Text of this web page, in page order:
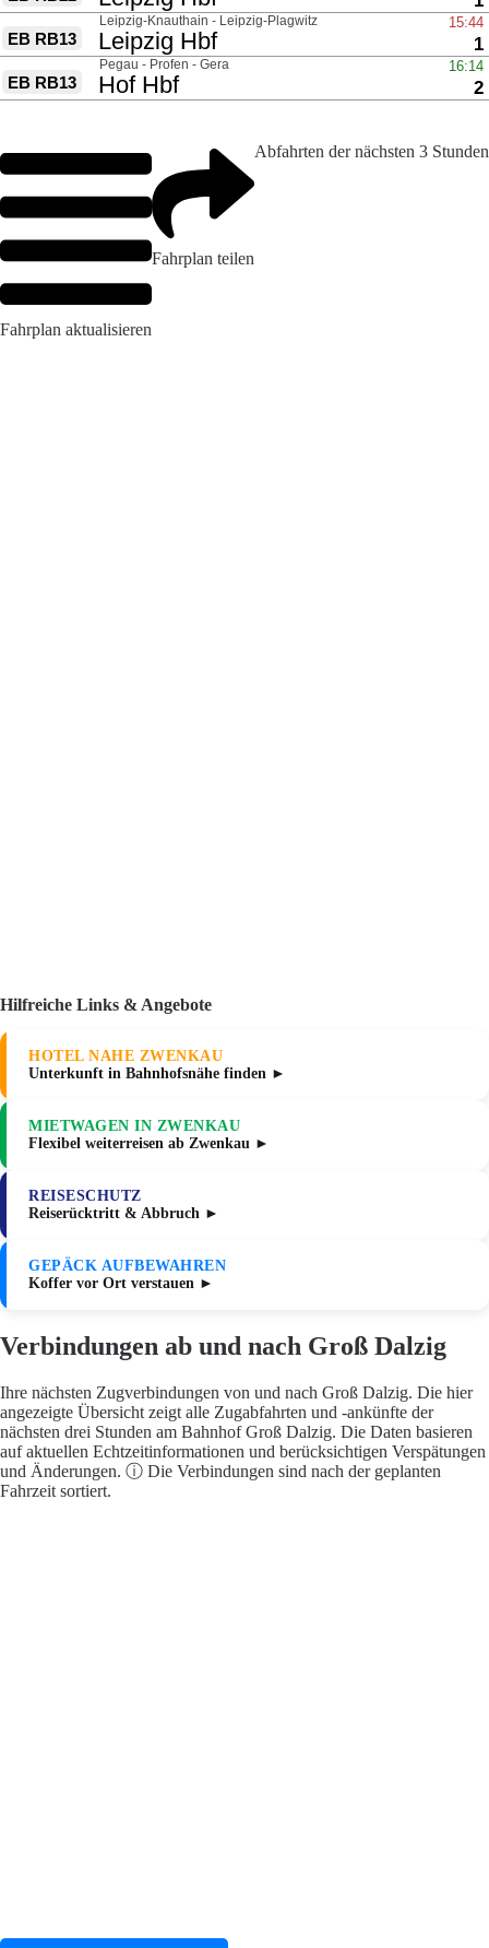
Fahrplan aktualisieren
Fahrplan teilen
Abfahrten der nächsten 3 Stunden
Hilfreiche Links & Angebote
HOTEL NAHE ZWENKAU
Unterkunft in Bahnhofsnähe finden ►
MIETWAGEN IN ZWENKAU
Flexibel weiterreisen ab Zwenkau ►
REISESCHUTZ
Reiserücktritt & Abbruch ►
GEPÄCK AUFBEWAHREN
Koffer vor Ort verstauen ►
Verbindungen ab und nach Groß Dalzig
Ihre nächsten Zugverbindungen von und nach Groß Dalzig. Die hier
angezeigte Übersicht zeigt alle Zugabfahrten und -ankünfte der
nächsten drei Stunden am Bahnhof Groß Dalzig. Die Daten basieren
auf aktuellen Echtzeitinformationen und berücksichtigen Verspätungen
und Änderungen. ⓘ Die Verbindungen sind nach der geplanten
Fahrzeit sortiert.